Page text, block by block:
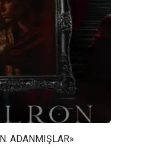
ADANMIŞLAR»